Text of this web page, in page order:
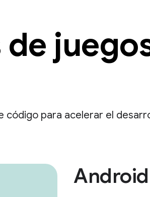
código para acelerar el